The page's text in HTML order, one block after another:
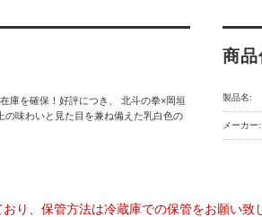
庫を確保！好評につき、 北斗の拳×岡垣
味わいと見た目を兼ね備えた乳白色の
商品
製品名:
メーカー:
り、保管方法は冷蔵庫での保管をお願い